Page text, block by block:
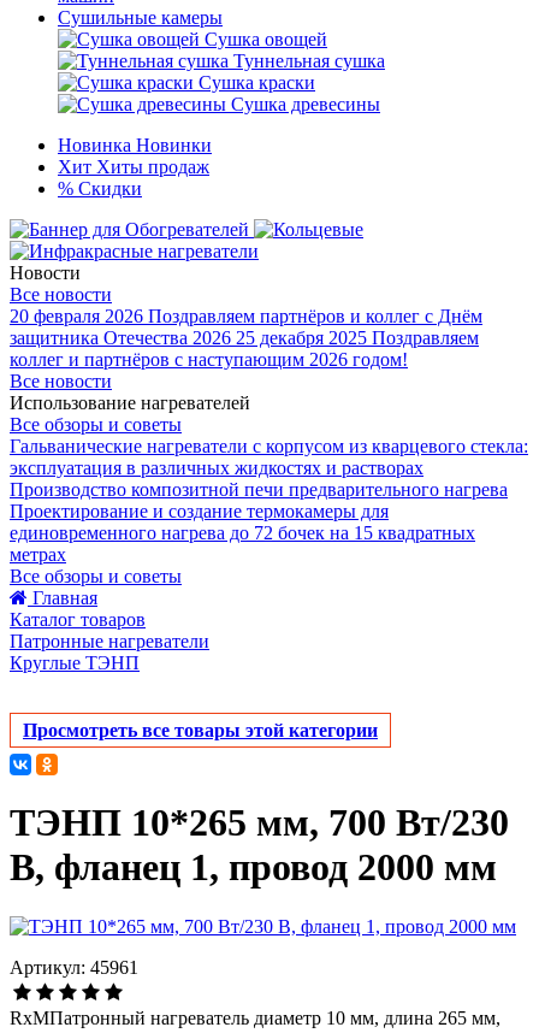
Сушильные камеры
Сушка овощей
Туннельная сушка
Сушка краски
Сушка древесины
Новинка Новинки
Хит Хиты продаж
% Скидки
Новости
Все новости
20 февраля 2026 Поздравляем партнёров и коллег с Днём
защитника Отечества 2026 25 декабря 2025 Поздравляем
коллег и партнёров с наступающим 2026 годом!
Все новости
Использование нагревателей
Все обзоры и советы
Гальванические нагреватели с корпусом из кварцевого стекла:
эксплуатация в различных жидкостях и растворах
Производство композитной печи предварительного нагрева
Проектирование и создание термокамеры для
единовременного нагрева до 72 бочек на 15 квадратных
метрах
Все обзоры и советы
Главная
Каталог товаров
Патронные нагреватели
Круглые ТЭНП
Просмотреть все товары этой категории
ТЭНП 10*265 мм, 700 Вт/230
В, фланец 1, провод 2000 мм
Артикул: 45961
RxMПатронный нагреватель диаметр 10 мм, длина 265 мм,